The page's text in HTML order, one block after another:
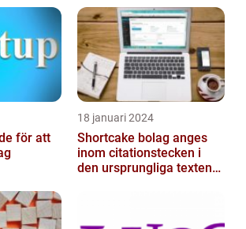
för att
18 januari 2024
Shortcake bolag anges
inom citationstecken i
den ursprungliga texten